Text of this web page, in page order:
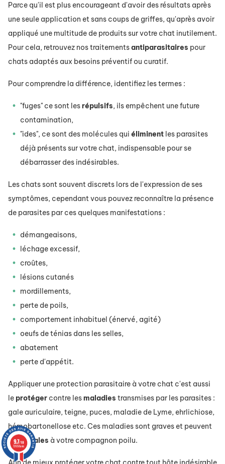
Parce qu'il est plus encourageant d'avoir des résultats après
une seule application et sans coups de griffes, qu'après avoir
appliqué une multitude de produits sur votre chat inutilement.
Pour cela, retrouvez nos traitementsantiparasitaires pour
chats adaptés aux besoins préventif ou curatif.
Pour comprendre la différence, identifiez les termes :
"fuges" ce sont lesrépulsifs, ils empêchent une future
contamination,
"ides", ce sont des molécules qui éliminent les parasites
déjà présents sur votre chat, indispensable pour se
débarrasser des indésirables.
Les chats sont souvent discrets lors de l'expression de ses
symptômes, cependant vous pouvez reconnaître la présence
de parasites par ces quelques manifestations :
démangeaisons,
léchage excessif,
croûtes,
lésions cutanés
mordillements,
perte de poils,
comportement inhabituel (énervé, agité)
oeufs de ténias dans les selles,
abatement
perte d'appétit.
Appliquer une protection parasitaire à votre chat c'est aussi
le protéger contre lesmaladies transmises par les parasites :
gale auriculaire, teigne, puces, maladie de Lyme, ehrlichiose,
hémobartonellose etc. Ces maladies sont graves et peuvent
êtrefatales à votre compagnon poilu.
9.7/10
72658 avis